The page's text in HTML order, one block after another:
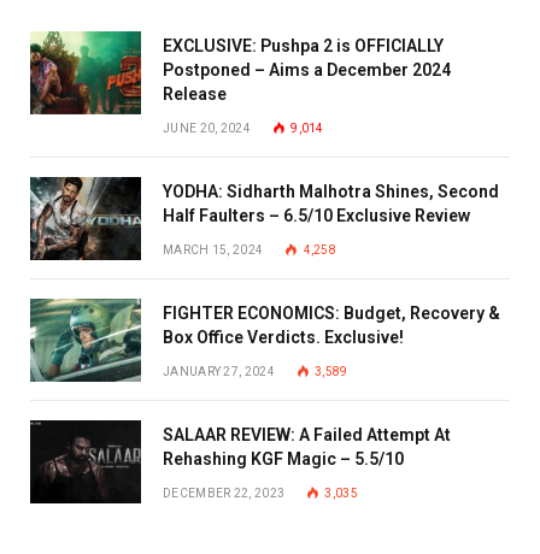
EXCLUSIVE: Pushpa 2 is OFFICIALLY
Postponed – Aims a December 2024
Release
JUNE 20, 2024 9,014
YODHA: Sidharth Malhotra Shines, Second
Half Faulters – 6.5/10 Exclusive Review
MARCH 15, 2024 4,258
FIGHTER ECONOMICS: Budget, Recovery &
Box Office Verdicts. Exclusive!
JANUARY 27, 2024 3,589
SALAAR REVIEW: A Failed Attempt At
Rehashing KGF Magic – 5.5/10
DECEMBER 22, 2023 3,035